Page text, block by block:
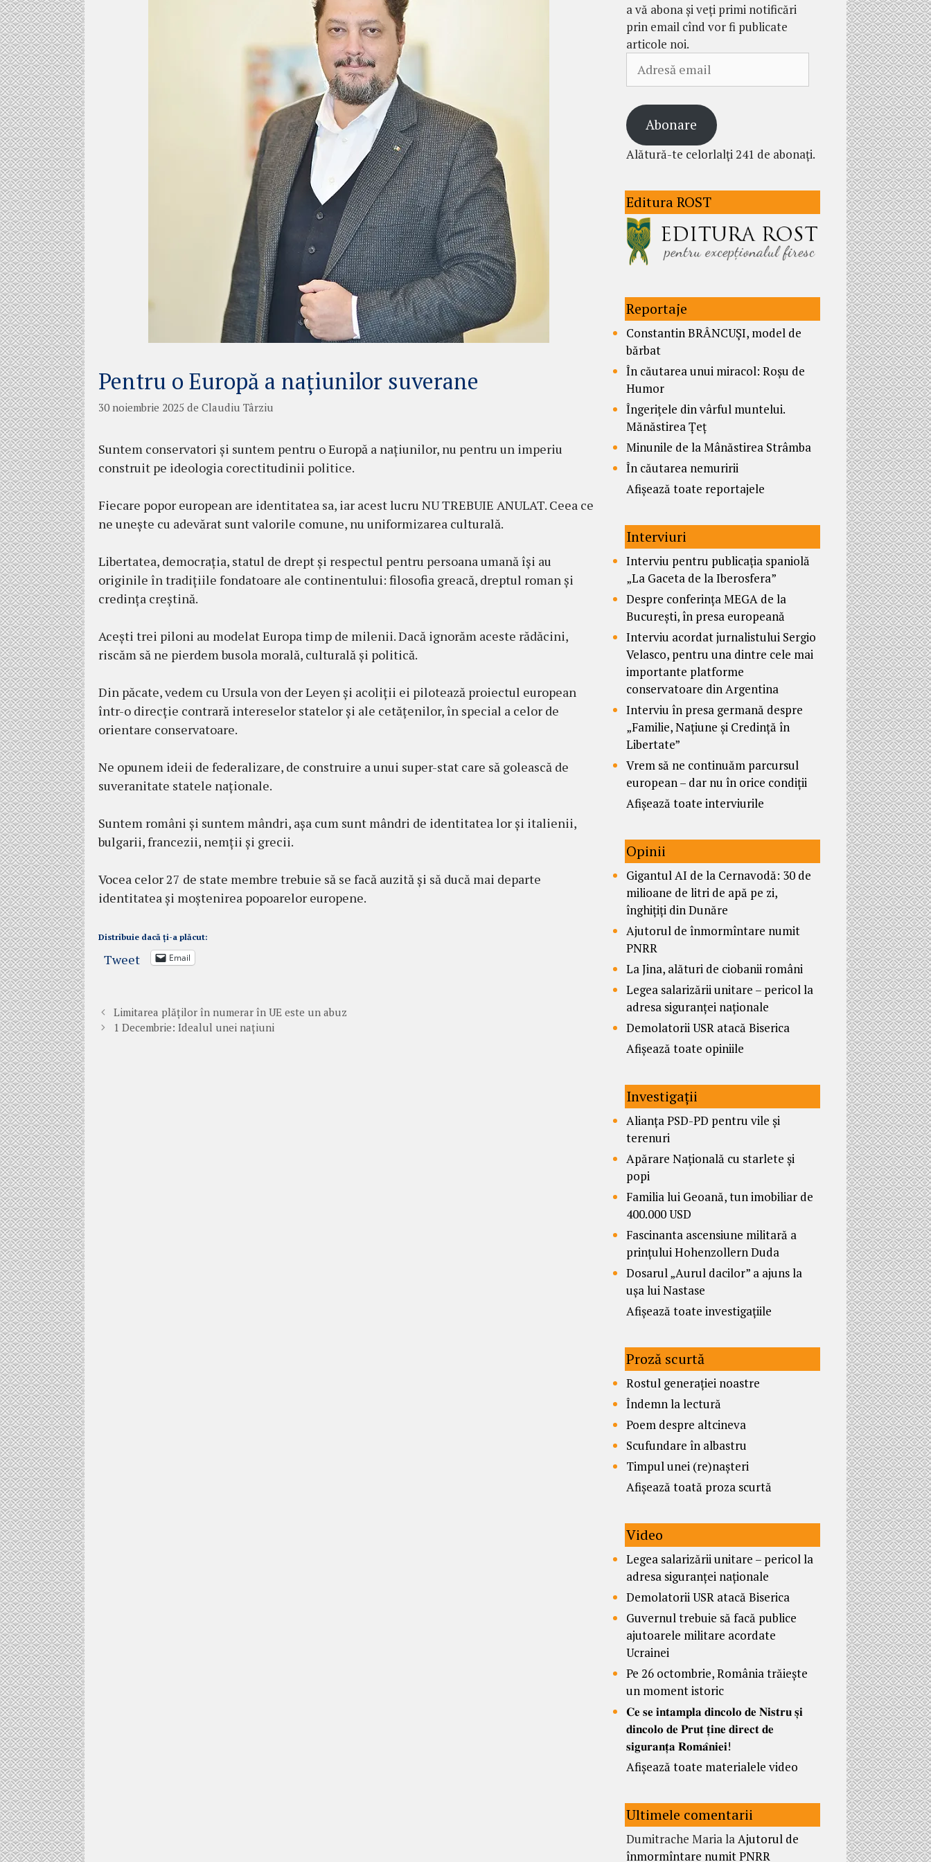
Pentru o Europă a națiunilor suverane
30 noiembrie 2025 de Claudiu Târziu
Suntem conservatori și suntem pentru o Europă a națiunilor, nu pentru un imperiu
construit pe ideologia corectitudinii politice.
Fiecare popor european are identitatea sa, iar acest lucru NU TREBUIE ANULAT. Ceea ce
ne unește cu adevărat sunt valorile comune, nu uniformizarea culturală.
Libertatea, democrația, statul de drept și respectul pentru persoana umană își au
originile în tradițiile fondatoare ale continentului: filosofia greacă, dreptul roman și
credința creștină.
Acești trei piloni au modelat Europa timp de milenii. Dacă ignorăm aceste rădăcini,
riscăm să ne pierdem busola morală, culturală și politică.
Din păcate, vedem cu Ursula von der Leyen și acoliții ei pilotează proiectul european
într-o direcție contrară intereselor statelor și ale cetățenilor, în special a celor de
orientare conservatoare.
Ne opunem ideii de federalizare, de construire a unui super-stat care să golească de
suveranitate statele naționale.
Suntem români și suntem mândri, așa cum sunt mândri de identitatea lor și italienii,
bulgarii, francezii, nemții și grecii.
Vocea celor 27 de state membre trebuie să se facă auzită și să ducă mai departe
identitatea și moștenirea popoarelor europene.
Distribuie dacă ți-a plăcut:
Tweet Email
Limitarea plăților în numerar în UE este un abuz
1 Decembrie: Idealul unei națiuni
a vă abona și veți primi notificări
prin email cînd vor fi publicate
articole noi.
email
Abonare
Alătură-te celorlalți 241 de abonați.
Editura ROST
Reportaje
Constantin BRÂNCUȘI, model de
bărbat
În căutarea unui miracol: Roșu de
Humor
Îngerițele din vârful muntelui.
Mănăstirea Țeț
Minunile de la Mânăstirea Strâmba
În căutarea nemuririi
Afișează toate reportajele
Interviuri
Interviu pentru publicația spaniolă
„La Gaceta de la Iberosfera”
Despre conferința MEGA de la
București, în presa europeană
Interviu acordat jurnalistului Sergio
Velasco, pentru una dintre cele mai
importante platforme
conservatoare din Argentina
Interviu în presa germană despre
„Familie, Națiune și Credință în
Libertate”
Vrem să ne continuăm parcursul
european – dar nu în orice condiții
Afișează toate interviurile
Opinii
Gigantul AI de la Cernavodă: 30 de
milioane de litri de apă pe zi,
înghițiți din Dunăre
Ajutorul de înmormîntare numit
PNRR
La Jina, alături de ciobanii români
Legea salarizării unitare – pericol la
adresa siguranței naționale
Demolatorii USR atacă Biserica
Afișează toate opiniile
Investigații
Alianța PSD-PD pentru vile și
terenuri
Apărare Națională cu starlete și
popi
Familia lui Geoană, tun imobiliar de
400.000 USD
Fascinanta ascensiune militară a
prințului Hohenzollern Duda
Dosarul „Aurul dacilor” a ajuns la
ușa lui Nastase
Afișează toate investigațiile
Proză scurtă
Rostul generației noastre
Îndemn la lectură
Poem despre altcineva
Scufundare în albastru
Timpul unei (re)nașteri
Afișează toată proza scurtă
Video
Legea salarizării unitare – pericol la
adresa siguranței naționale
Demolatorii USR atacă Biserica
Guvernul trebuie să facă publice
ajutoarele militare acordate
Ucrainei
Pe 26 octombrie, România trăiește
un moment istoric
𝐂𝐞 𝐬𝐞 𝐢𝐧𝐭𝐚𝐦𝐩𝐥𝐚 𝐝𝐢𝐧𝐜𝐨𝐥𝐨 𝐝𝐞 𝐍𝐢𝐬𝐭𝐫𝐮 𝐬̦𝐢
𝐝𝐢𝐧𝐜𝐨𝐥𝐨 𝐝𝐞 𝐏𝐫𝐮𝐭 𝐭̦𝐢𝐧𝐞 𝐝𝐢𝐫𝐞𝐜𝐭 𝐝𝐞
𝐬𝐢𝐠𝐮𝐫𝐚𝐧𝐭̦𝐚 𝐑𝐨𝐦𝐚̂𝐧𝐢𝐞𝐢!
Afișează toate materialele video
Ultimele comentarii
Dumitrache MarialaAjutorul de
înmormîntare numit PNRR